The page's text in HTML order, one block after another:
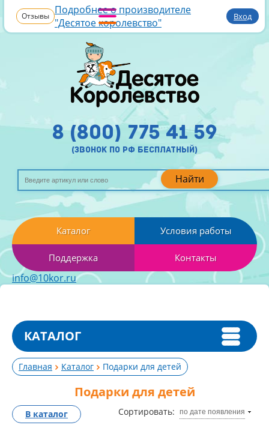
Отзывы Подробнее о производителе
"Десятое королевство"
Вход
Найти
8 (800) 775 41 59
(звонок по рф бесплатный)
Каталог Условия работы
Поддержка Контакты
info@10kor.ru
КАТАЛОГ
Главная Каталог Подарки для детей
Подарки для детей
Сортировать: по дате появления
В каталог